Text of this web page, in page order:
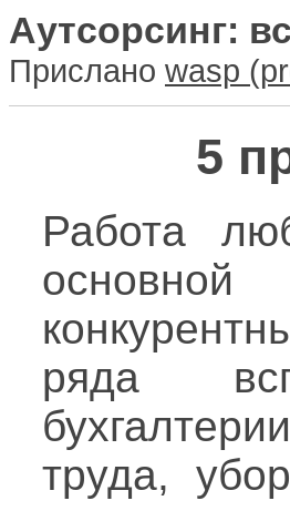
Аутсорсинг:
Прислано wasp
5
Работа
основной
ряда
труда,